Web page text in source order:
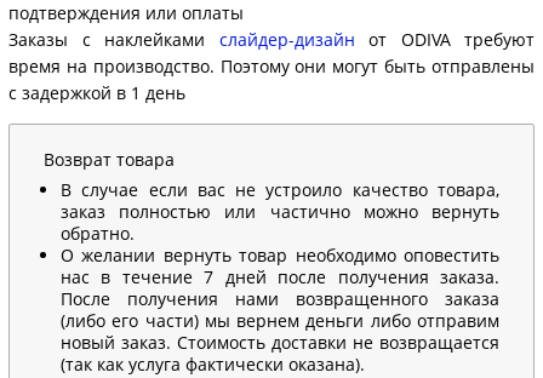
подтверждения или оплаты
Заказы с наклейками слайдер-дизайн от ODIVA требуют
время на производство. Поэтому они могут быть отправлены
с задержкой в 1 день
Возврат товара
В случае если вас не устроило качество товара,
заказ полностью или частично можно вернуть
обратно.
О желании вернуть товар необходимо оповестить
нас в течение 7 дней после получения заказа.
После получения нами возвращенного заказа
(либо его части) мы вернем деньги либо отправим
новый заказ. Стоимость доставки не возвращается
(так как услуга фактически оказана).